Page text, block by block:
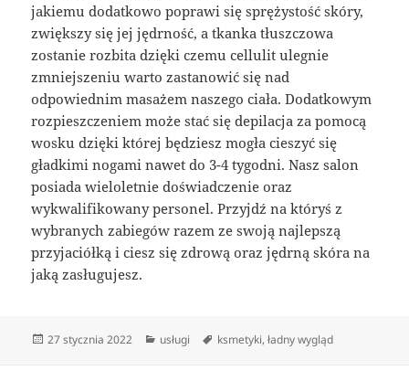
jakiemu dodatkowo poprawi się sprężystość skóry,
zwiększy się jej jędrność, a tkanka tłuszczowa
zostanie rozbita dzięki czemu cellulit ulegnie
zmniejszeniu warto zastanowić się nad
odpowiednim masażem naszego ciała. Dodatkowym
rozpieszczeniem może stać się depilacja za pomocą
wosku dzięki której będziesz mogła cieszyć się
gładkimi nogami nawet do 3-4 tygodni. Nasz salon
posiada wieloletnie doświadczenie oraz
wykwalifikowany personel. Przyjdź na któryś z
wybranych zabiegów razem ze swoją najlepszą
przyjaciółką i ciesz się zdrową oraz jędrną skóra na
jaką zasługujesz.
Data
27 stycznia 2022 Kategorie
usługi Tagi
ksmetyki,ładny wygląd